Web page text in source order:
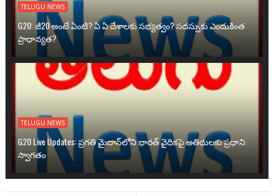
TELUGU NEWS
G20: జీ20 అంటే ఏంటి? ఏ ఏ దేశాలకు సభ్యత్వం? సదస్సుకు ఎందుకింత
ప్రాధాన్యత?
TELUGU NEWS
G20 Live Updates: ప్రగతి మైదాన్‌లోని భారత్ వైదికపై అతిథులకు ప్రధాని
స్వాగతం